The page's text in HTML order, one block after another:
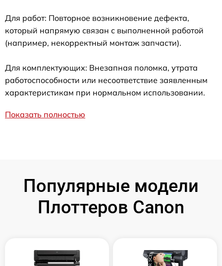
Для работ: Повторное возникновение дефекта,
который напрямую связан с выполненной работой
(например, некорректный монтаж запчасти).
Для комплектующих: Внезапная поломка, утрата
работоспособности или несоответствие заявленным
характеристикам при нормальном использовании.
Показать полностью
Популярные модели
Плоттеров Canon